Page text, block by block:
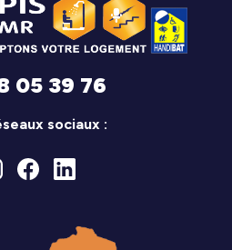
05 39 76
sociaux :